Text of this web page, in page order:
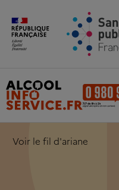
Aller au contenu
Voir le fil d'ariane